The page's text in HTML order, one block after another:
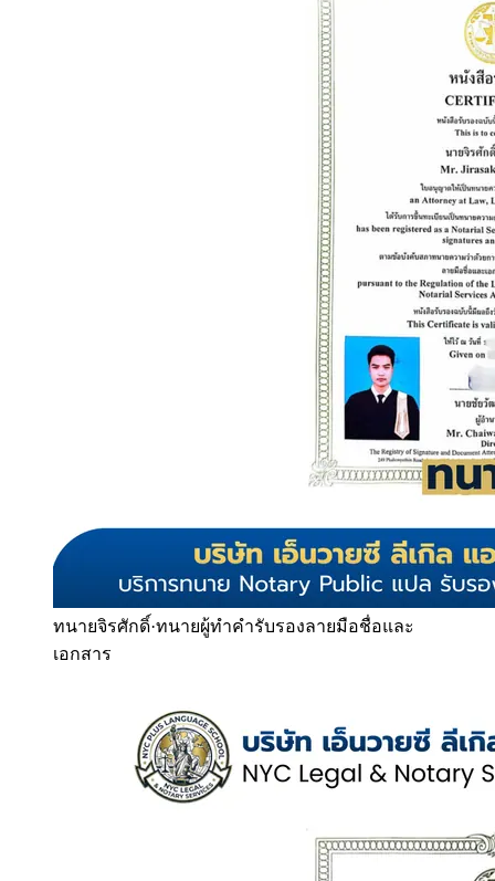
ทนายจิรศักดิ์·ทนายผู้ทำคำรับรองลายมือชื่อและ
เอกสาร